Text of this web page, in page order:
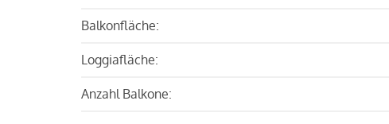
Balkonfläche:
Loggiafläche:
Anzahl Balkone: